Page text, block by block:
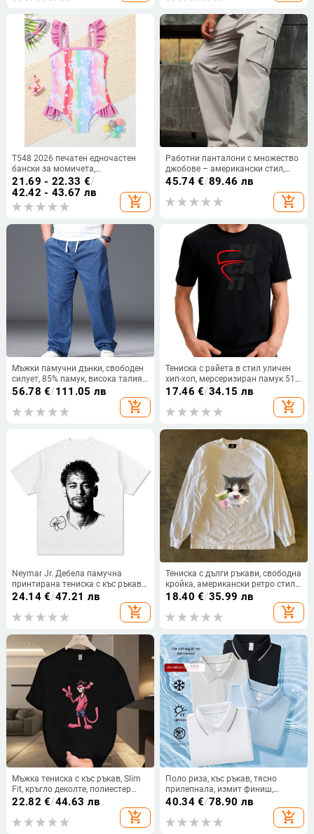
T548 2026 печатен едночастен
бански за момичета,
бързосъхнещ
21.69 - 22.33 €/
42.42 - 43.67 лв
add_shopping_cart
Работни панталони с множество
джобове – американски стил,
дълги панталони, средна талия,
45.74€/89.46 лв
add_shopping_cart
Мъжки памучни дънки, свободен
силует, 85% памук, висока талия,
дълги панталони
56.78 €/111.05 лв
add_shopping_cart
Тениска с райета в стил уличен
хип-хоп, мерсеризиран памук 51-
70%, къс ръкав
17.46 €/34.15 лв
add_shopping_cart
Neymar Jr. Дебела памучна
принтирана тениска с къс ръкав,
кръгло деколте, американски
24.14€/47.21 лв
add_shopping_cart
Тениска с дълги ръкави, свободна
кройка, американски ретро стил,
карикатурен принт, чист памук
18.40 €/35.99 лв
add_shopping_cart
Мъжка тениска с къс ръкав, Slim
Fit, кръгло деколте, полиестер
96%+, опростен принт
22.82 €/44.63 лв
add_shopping_cart
Поло риза, къс ръкав, тясно
прилепнала, измит финиш,
полиестер 91–95%, смес от
40.34€/78.90 лв
add_shopping_cart